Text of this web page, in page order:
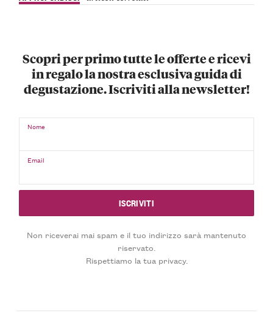
Scopri per primo tutte le offerte e ricevi
in regalo la nostra esclusiva guida di
degustazione. Iscriviti alla newsletter!
Nome
Email
Non riceverai mai spam e il tuo indirizzo sarà mantenuto
riservato.
Rispettiamo la tua privacy.